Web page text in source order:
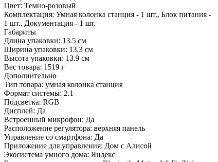
Цвет: Темно-розовый
Комплектация: Умная колонка станция - 1 шт., Блок питания -
1 шт., Документация - 1 шт.
Габариты
Длина упаковки: 13.5 см
Ширина упаковки: 13.3 см
Высота упаковки: 13.9 см
Вес товара: 1519 г
Дополнительно
Тип товара: умная колонка станция
Формат системы: 2.1
Подсветка: RGB
Дисплей: Да
Встроенный микрофон: Да
Расположение регулятора: верхняя панель
Управление со смартфона: Да
Приложение для управления: Дом с Алисой
Экосистема умного дома: Яндекс